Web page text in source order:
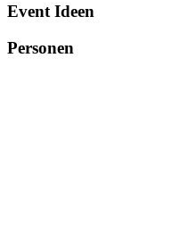
Event Ideen
Personen